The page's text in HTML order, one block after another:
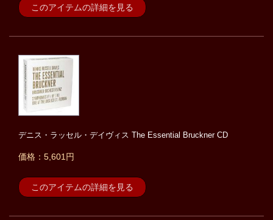
このアイテムの詳細を見る
デニス・ラッセル・デイヴィス The Essential Bruckner CD
価格：5,601円
このアイテムの詳細を見る